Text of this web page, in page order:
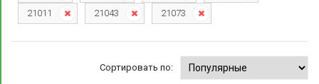
21011
21043 21073
Сортировать по: